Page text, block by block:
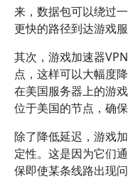
来，数据包可以绕过
更快的路径到达游戏服
其次，游戏加速器
点，这样可以大幅度
在美国服务器上的游
位于美国的节点，确
除了降低延迟，游戏
定性。这是因为它们
保即使某条线路出现